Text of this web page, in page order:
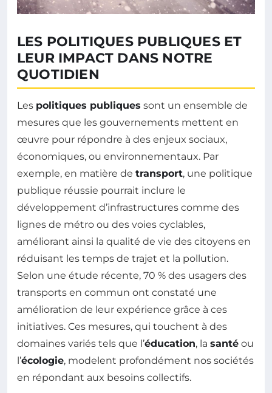
LES POLITIQUES PUBLIQUES ET
LEUR IMPACT DANS NOTRE
QUOTIDIEN
Les politiques publiques sont un ensemble de
mesures que les gouvernements mettent en
œuvre pour répondre à des enjeux sociaux,
économiques, ou environnementaux. Par
exemple, en matière de transport, une politique
publique réussie pourrait inclure le
développement d’infrastructures comme des
lignes de métro ou des voies cyclables,
améliorant ainsi la qualité de vie des citoyens en
réduisant les temps de trajet et la pollution.
Selon une étude récente, 70 % des usagers des
transports en commun ont constaté une
amélioration de leur expérience grâce à ces
initiatives. Ces mesures, qui touchent à des
domaines variés tels que l’éducation, la santé ou
l’écologie, modelent profondément nos sociétés
en répondant aux besoins collectifs.